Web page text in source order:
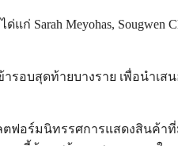
Meyohas, Sougwen
รอบสุดท้ายบางราย เพื่อนำเ
ฟอร์มนิทรรศการแสดงสินค้า